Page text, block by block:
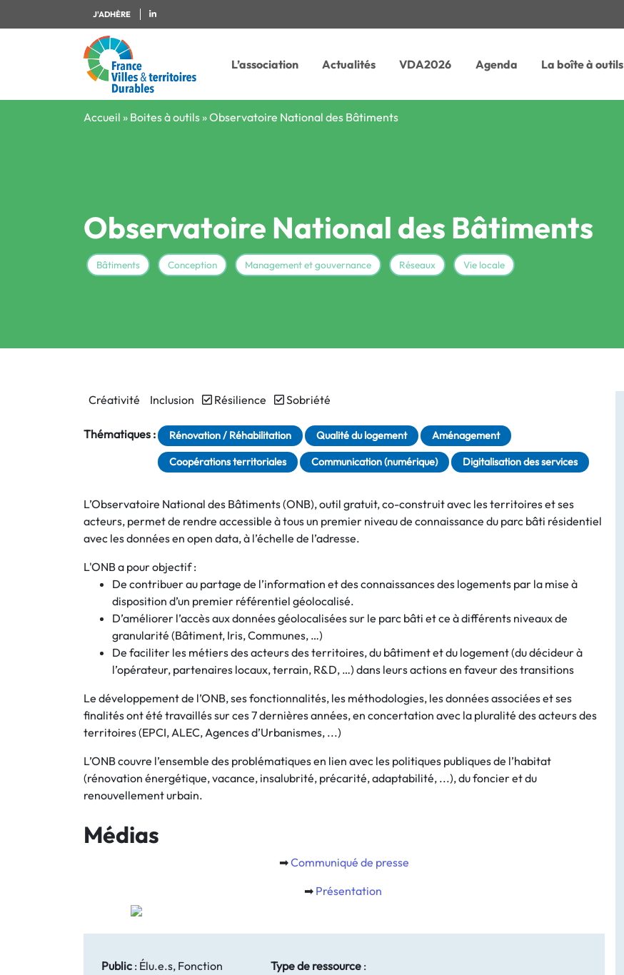
J'ADHÈRE
L’association Actualités VDA2026 Agenda La boîte à outils
Accueil » Boites à outils »Observatoire National des Bâtiments
Observatoire National des Bâtiments
Bâtiments Conception Management et gouvernance Réseaux Vie locale
Créativité Inclusion Résilience Sobriété
Thématiques : Rénovation / Réhabilitation Qualité du logement Aménagement
Coopérations territoriales Communication (numérique) Digitalisation des services
L’Observatoire National des Bâtiments (ONB), outil gratuit, co-construit avec les territoires et ses
acteurs, permet de rendre accessible à tous un premier niveau de connaissance du parc bâti résidentiel
avec les données en open data, à l’échelle de l’adresse.
L'ONB a pour objectif :
De contribuer au partage de l’information et des connaissances des logements par la mise à
disposition d’un premier référentiel géolocalisé.
D’améliorer l’accès aux données géolocalisées sur le parc bâti et ce à différents niveaux de
granularité (Bâtiment, Iris, Communes, …)
De faciliter les métiers des acteurs des territoires, du bâtiment et du logement (du décideur à
l’opérateur, partenaires locaux, terrain, R&D, …) dans leurs actions en faveur des transitions
Le développement de l’ONB, ses fonctionnalités, les méthodologies, les données associées et ses
finalités ont été travaillés sur ces 7 dernières années, en concertation avec la pluralité des acteurs des
territoires (EPCI, ALEC, Agences d’Urbanismes, ...)
L’ONB couvre l’ensemble des problématiques en lien avec les politiques publiques de l’habitat
(rénovation énergétique, vacance, insalubrité, précarité, adaptabilité, ...), du foncier et du
renouvellement urbain.
Médias
➡Communiqué de presse
➡ Présentation
Public : Élu.e.s, Fonction
Type de ressource: